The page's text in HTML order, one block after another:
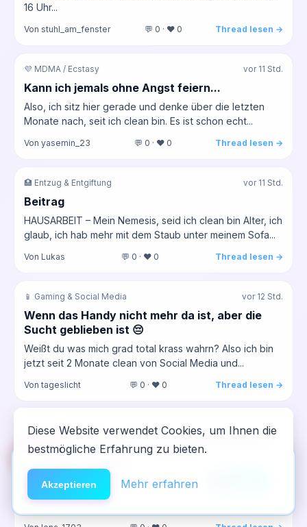
16 Uhr...
Von stuhl_am_fenster 💬 0 · ❤️ 0 Thread lesen →
💜 MDMA / Ecstasy vor 11 Std.
Kann ich jemals ohne Angst feiern...
Also, ich sitz hier gerade und denke über die letzten
Monate nach, seit ich clean bin. Es ist schon echt...
Von yasemin_23 💬 0 · ❤️ 0 Thread lesen →
🏥 Entzug & Entgiftung vor 11 Std.
Beitrag
HAUSARBEIT – Mein Nemesis, seid ich clean bin Alter, ich
glaub, ich hab mehr mit dem Staub unter meinem Sofa...
Von Lukas 💬 0 · ❤️ 0 Thread lesen →
📱 Gaming & Social Media vor 12 Std.
Wenn das Handy nicht mehr da ist, aber die
Sucht geblieben ist 😔
Weißt du was mich grad total krass wahrn? Also ich bin
jetzt seit 2 Monate clean von Social Media und...
Von tageslicht 💬 0 · ❤️ 0 Thread lesen →
🌀 Dissoziativa (DXM, Lachgas, PCP) vor 12 Std.
DXM-Trip und danach das ständige Flackern –
was geht mir da durch den Kopf
Also ich hab neulich nach der Party, wo ich wieder zu
viel getrunken hab, aus ’ner Flasche DXM geschlürft,
🆘Hilfe
NeelixberliN auf dem Homescreen —
wie eine echte App.
Diese Website verwendet Cookies, um Ihnen die
bestmögliche Erfahrung zu bieten.
Akzeptieren Mehr erfahren